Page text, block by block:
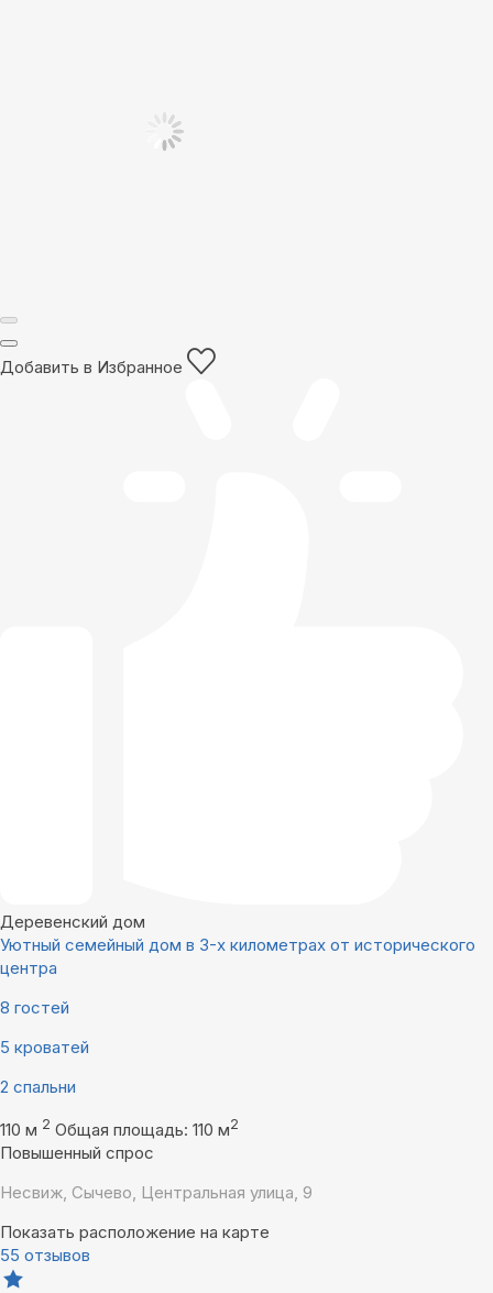
Добавить в Избранное
Деревенский дом
Уютный семейный дом в 3-х километрах от исторического
центра
8 гостей
5 кроватей
2 спальни
110 м 2 Общая площадь: 110 м2
Повышенный спрос
Несвиж, Сычево, Центральная улица, 9
Показать расположение на карте
55 отзывов